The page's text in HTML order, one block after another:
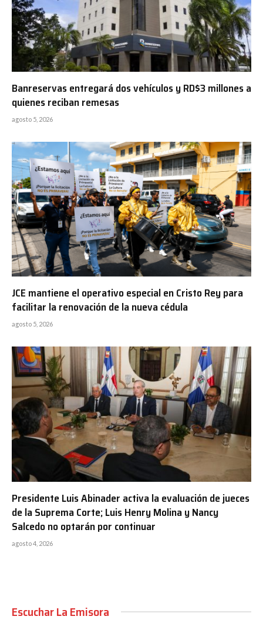
Banreservas entregará dos vehículos y RD$3 millones a
quienes reciban remesas
agosto 5, 2026
JCE mantiene el operativo especial en Cristo Rey para
facilitar la renovación de la nueva cédula
agosto 5, 2026
Presidente Luis Abinader activa la evaluación de jueces
de la Suprema Corte; Luis Henry Molina y Nancy
Salcedo no optarán por continuar
agosto 4, 2026
Escuchar La Emisora